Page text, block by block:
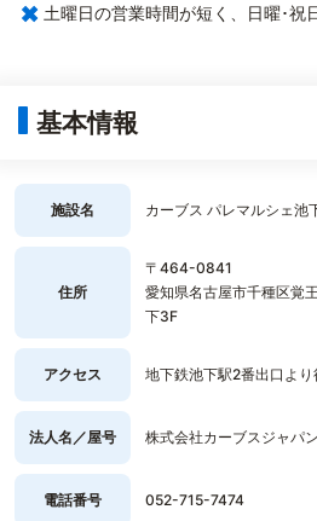
× 土曜日の営業時間が短く、日曜･祝
基本情報
施設名 カーブス パレマルシェ池
住所
〒464-0841
愛知県名古屋市千種区覚
下3F
アクセス 地下鉄池下駅2番出口より
法人名／屋号 株式会社カーブスジャパン
電話番号 052-715-7474